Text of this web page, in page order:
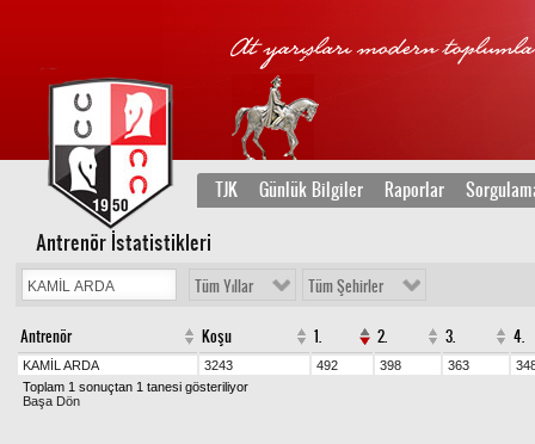
TJK Günlük Bilgiler Raporlar
Antrenör İstatistikleri
Tüm Yıllar Tüm Şehirler
Antrenör Koşu 1. 2. 3. 4.
KAMİL ARDA 3243 492 398 363
Toplam 1 sonuçtan 1 tanesi gösteriliyor
Başa Dön